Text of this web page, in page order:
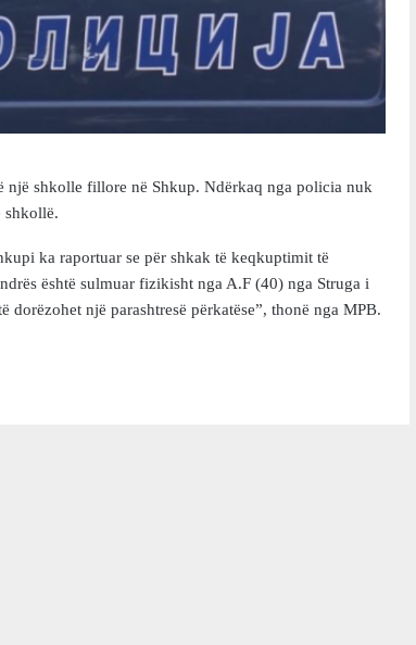
një shkolle fillore në Shkup. Ndërkaq nga policia nuk
shkollë.
ka raportuar se për shkak të keqkuptimit të
është sulmuar fizikisht nga A.F (40) nga Struga i
një parashtresë përkatëse”, thonë nga MPB.